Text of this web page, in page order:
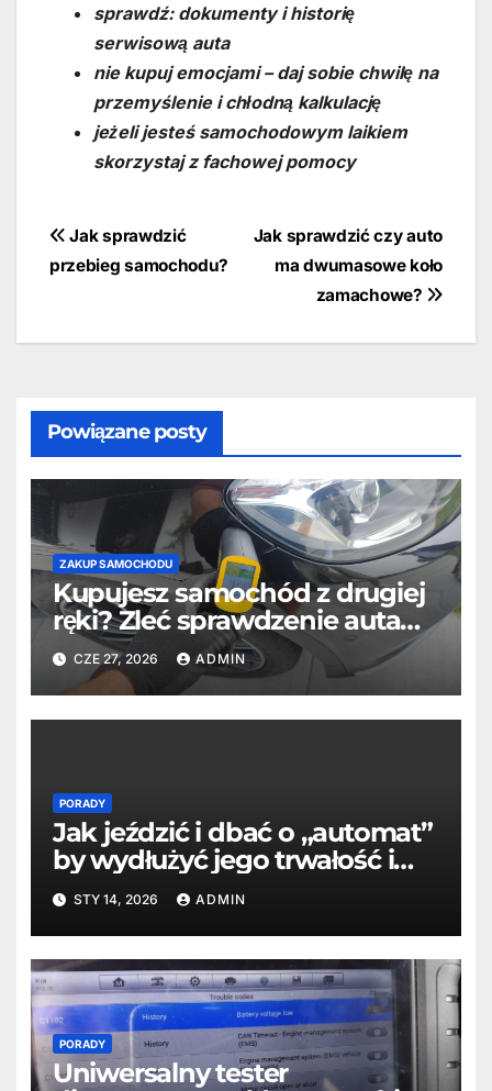
sprawdź: dokumenty i historię
serwisową auta
nie kupuj emocjami – daj sobie chwilę na
przemyślenie i chłodną kalkulację
jeżeli jesteś samochodowym laikiem
skorzystaj z fachowej pomocy
Nawigacja
wpisu
Jak sprawdzić czy auto
ma dwumasowe koło
zamachowe?
Jak sprawdzić
przebieg samochodu?
Powiązane posty
ZAKUP SAMOCHODU
Kupujesz samochód z drugiej
ręki? Zleć sprawdzenie auta
profesjonaliście
CZE 27, 2026 ADMIN
PORADY
Jak jeździć i dbać o „automat”
by wydłużyć jego trwałość i
oszczędzić?
STY 14, 2026 ADMIN
PORADY
Uniwersalny tester